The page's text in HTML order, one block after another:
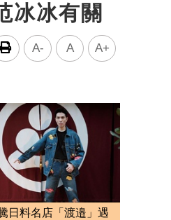
冰冰有關
A- A A+
日料名店「渡邉」遇